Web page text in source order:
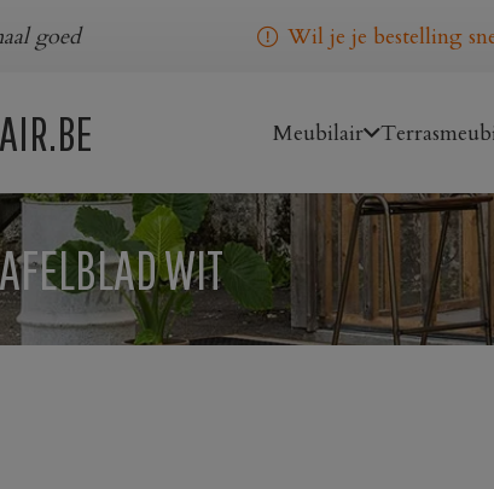
goed Wil je je bestelling
Meubilair
WIT